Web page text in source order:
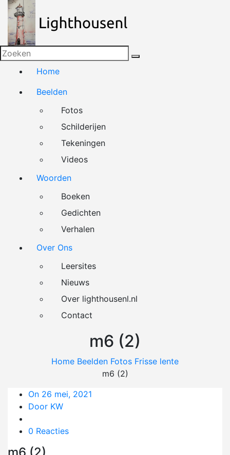
Naar
de
inhoud
springen
Home
Beelden
Fotos
Schilderijen
Tekeningen
Videos
Woorden
Boeken
Gedichten
Verhalen
Over Ons
Leersites
Nieuws
Over lighthousenl.nl
Contact
m6 (2)
Home Beelden Fotos Frisse lente
m6 (2)
On 26 mei, 2021
Door KW
0 Reacties